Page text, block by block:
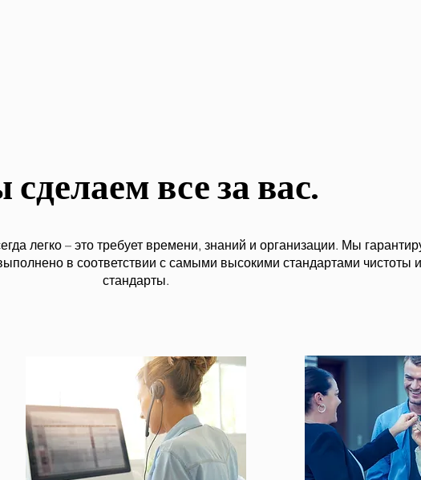
все за вас.
легко – это требует времени, знаний и организации. Мы
в соответствии с самыми высокими стандартами чистоты
стандарты.